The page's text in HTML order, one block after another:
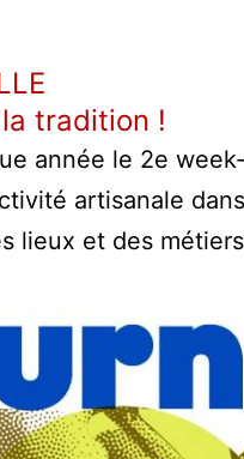
tradition !
année le 2e
artisanale
lieux et des